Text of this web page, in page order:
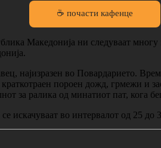
☕ почасти кафенце
Македонија ни следуваат
најизразен во Повардарието.
пороен дожд, грмежи и
за ралика од минатиот пат, кога
искачуваат во интервалот од 25